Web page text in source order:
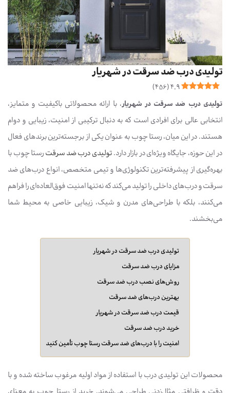
تولیدی درب ضد سرقت در شهریار
4.9
(
456
)
تولیدی درب ضد سرقت در شهریار، با ارائه محصولاتی باکیفیت و متمایز،
انتخابی عالی برای افرادی است که به دنبال ترکیبی از امنیت، زیبایی و دوام
هستند. در این میان، رستا چوب به عنوان یکی از برجسته‌ترین برندهای فعال
در این حوزه، جایگاه ویژه‌ای در بازار دارد.تولیدی درب ضد سرقترستا چوب با
بهره‌گیری از پیشرفته‌ترین تکنولوژی‌ها و تیمی متخصص، انواع درب‌های ضد
سرقت و درب‌های داخلی را تولید می‌کند که نه‌تنها امنیت فوق‌العاده‌ای را فراهم
می‌کنند، بلکه با طراحی‌های مدرن و شیک، زیبایی خاصی به محیط شما
می‌بخشند.
تولیدی درب ضد سرقت در شهریار
مزایای درب ضد سرقت
روش‌های نصب درب ضد سرقت
بهترین درب‌های ضد سرقت
قیمت درب ضد سرقت در شهریار
خرید درب ضد سرقت
امنیت را با درب‌های ضد سرقت رستا چوب تأمین کنید
محصولات این تولیدی درب با استفاده از مواد اولیه مرغوب ساخته شده و با